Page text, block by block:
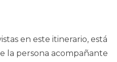
en este itinerario, está
la persona acompañante